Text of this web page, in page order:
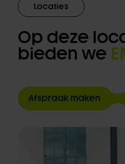
Locaties
Op deze
bieden we
Afspraak maken